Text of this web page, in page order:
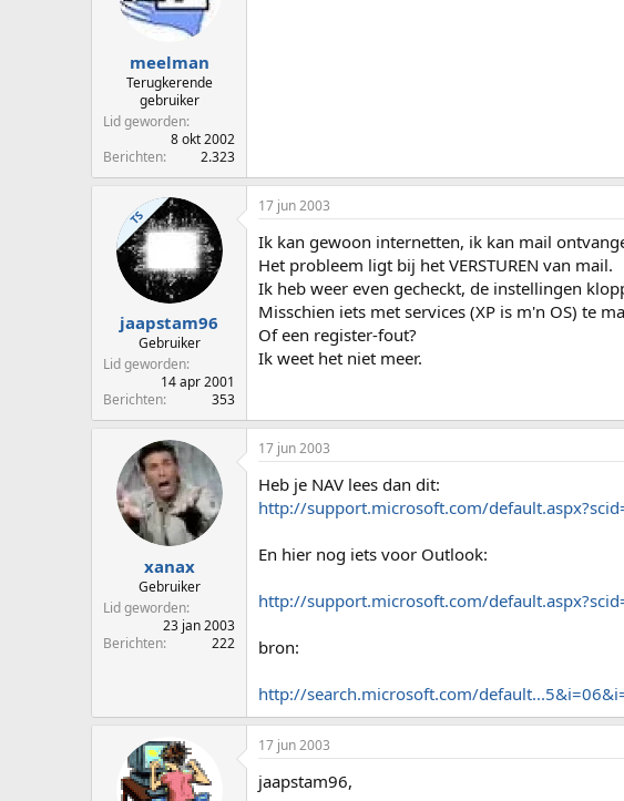
meelman
Terugkerende
gebruiker
Lid geworden
8 okt 2002
Berichten
2.323
TS
jaapstam96
Gebruiker
Lid geworden
14 apr 2001
Berichten
353
17 jun 2003
Ik kan gewoon internetten, ik kan mail
Het probleem ligt bij het VERSTUREN van mail.
Ik heb weer even gecheckt, de instellingen
Misschien iets met services (XP is m'n OS) te
Of een register-fout?
Ik weet het niet meer.
xanax
Gebruiker
Lid geworden
23 jan 2003
Berichten
222
17 jun 2003
Heb je NAV lees dan dit:
http://support.microsoft.com/
En hier nog iets voor Outlook:
http://support.microsoft.com/
bron:
http://search.microsoft.com/
17 jun 2003
jaapstam96,